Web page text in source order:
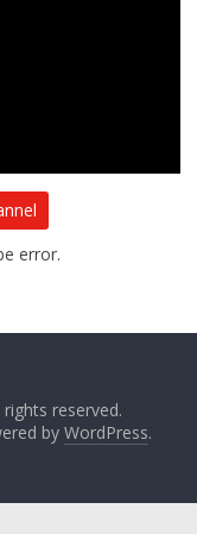
error.
rights reserved.
by WordPress.